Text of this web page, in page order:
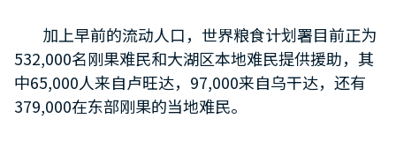
加上早前的流动人口，世界粮食计划署目前正为
532,000名刚果难民和大湖区本地难民提供援助，其
中65,000人来自卢旺达，97,000来自乌干达，还有
379,000在东部刚果的当地难民。